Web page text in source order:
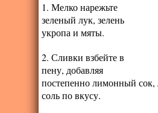
1. Мелко нарежьте
зеленый лук, зелень
укропа и мяты.
2. Сливки взбейте в
пену, добавляя
постепенно лимонный сок,
соль по вкусу.